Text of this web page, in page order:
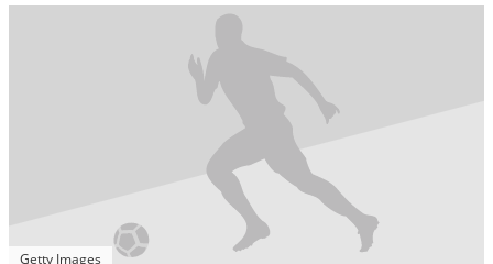
Getty Images